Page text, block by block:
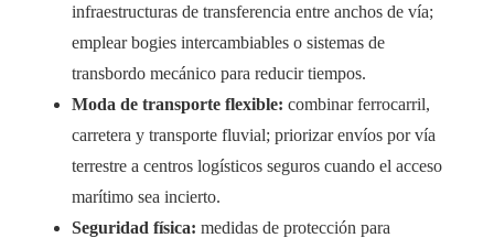
infraestructuras de transferencia entre anchos de vía;
emplear bogies intercambiables o sistemas de
transbordo mecánico para reducir tiempos.
Moda de transporte flexible: combinar ferrocarril,
carretera y transporte fluvial; priorizar envíos por vía
terrestre a centros logísticos seguros cuando el acceso
marítimo sea incierto.
Seguridad física: medidas de protección para